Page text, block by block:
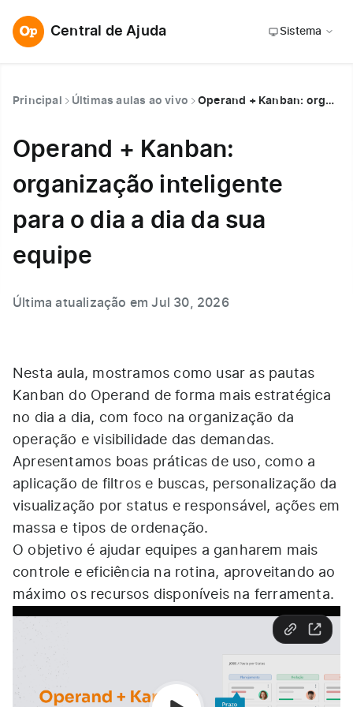
Central de Ajuda Sistema
Principal Últimas aulas ao vivo Operand + Kanban: organização inteligente para o dia a dia da sua equipe
Operand + Kanban:
organização inteligente
para o dia a dia da sua
equipe
Última atualização em Jul 30, 2026
Nesta aula, mostramos como usar as pautas
Kanban do Operand de forma mais estratégica
no dia a dia, com foco na organização da
operação e visibilidade das demandas.
Apresentamos boas práticas de uso, como a
aplicação de filtros e buscas, personalização da
visualização por status e responsável, ações em
massa e tipos de ordenação.
O objetivo é ajudar equipes a ganharem mais
controle e eficiência na rotina, aproveitando ao
máximo os recursos disponíveis na ferramenta.